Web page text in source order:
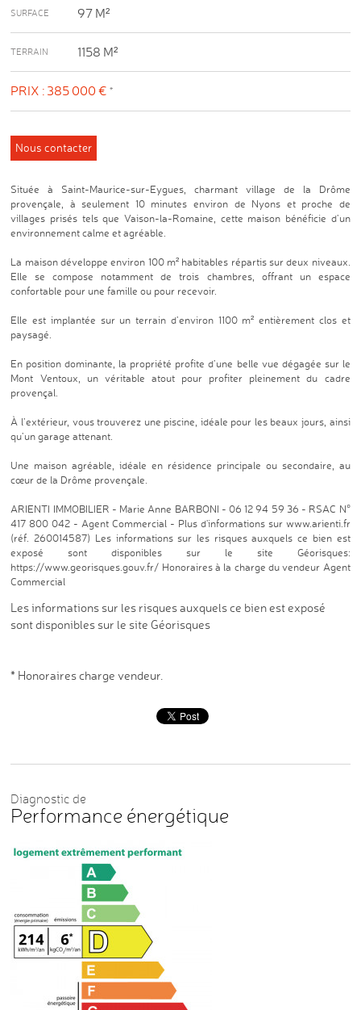
SURFACE 97 M²
TERRAIN 1158 M²
PRIX : 385 000 €*
Nous contacter
Située à Saint-Maurice-sur-Eygues, charmant village de la Drôme
provençale, à seulement 10 minutes environ de Nyons et proche de
villages prisés tels que Vaison-la-Romaine, cette maison bénéficie d’un
environnement calme et agréable.
La maison développe environ 100 m² habitables répartis sur deux niveaux.
Elle se compose notamment de trois chambres, offrant un espace
confortable pour une famille ou pour recevoir.
Elle est implantée sur un terrain d’environ 1100 m² entièrement clos et
paysagé.
En position dominante, la propriété profite d’une belle vue dégagée sur le
Mont Ventoux, un véritable atout pour profiter pleinement du cadre
provençal.
À l’extérieur, vous trouverez une piscine, idéale pour les beaux jours, ainsi
qu’un garage attenant.
Une maison agréable, idéale en résidence principale ou secondaire, au
cœur de la Drôme provençale.
ARIENTI IMMOBILIER - Marie Anne BARBONI - 06 12 94 59 36 - RSAC N°
417 800 042 - Agent Commercial - Plus d'informations sur www.arienti.fr
(réf. 260014587) Les informations sur les risques auxquels ce bien est
exposé sont disponibles sur le site Géorisques:
https://www.georisques.gouv.fr/ Honoraires à la charge du vendeur Agent
Commercial
Les informations sur les risques auxquels ce bien est exposé
sont disponibles sur le siteGéorisques
* Honoraires charge vendeur.
Diagnostic de
Performance énergétique